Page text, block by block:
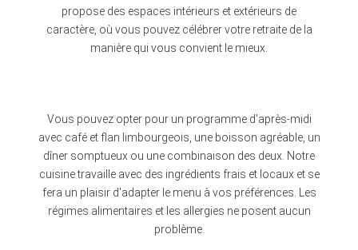
propose des espaces intérieurs et extérieurs de
caractère, où vous pouvez célébrer votre retraite de la
manière qui vous convient le mieux.
Vous pouvez opter pour un programme d'après-midi
avec café et flan limbourgeois, une boisson agréable, un
dîner somptueux ou une combinaison des deux. Notre
cuisine travaille avec des ingrédients frais et locaux et se
fera un plaisir d'adapter le menu à vos préférences. Les
régimes alimentaires et les allergies ne posent aucun
problème.